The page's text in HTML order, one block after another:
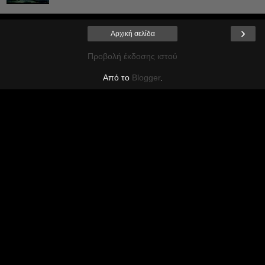
›
Αρχική σελίδα
Προβολή έκδοσης ιστού
Από το Blogger.